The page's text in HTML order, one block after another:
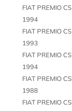
FIAT PREMIO
1994
FIAT PREMIO
1993
FIAT PREMIO
1994
FIAT PREMIO
1988
FIAT PREMIO